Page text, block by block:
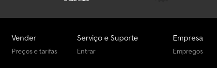
Vender
Preços e tarifas
Serviço e Suporte
Entrar
Empresa
Empregos